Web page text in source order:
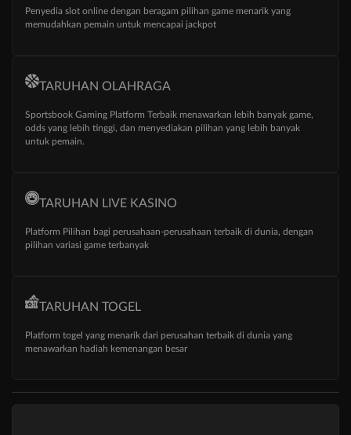
Penyedia slot online dengan beragam pilihan game menarik yang
memudahkan pemain untuk mencapai jackpot
TARUHAN OLAHRAGA
Sportsbook Gaming Platform Terbaik menawarkan lebih banyak game,
odds yang lebih tinggi, dan menyediakan pilihan yang lebih banyak
untuk pemain.
TARUHAN LIVE KASINO
Platform Pilihan bagi perusahaan-perusahaan terbaik di dunia, dengan
pilihan variasi game terbanyak
TARUHAN TOGEL
Platform togel yang menarik dari perusahan terbaik di dunia yang
menawarkan hadiah kemenangan besar